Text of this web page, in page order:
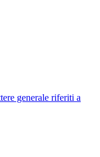
generale riferiti a